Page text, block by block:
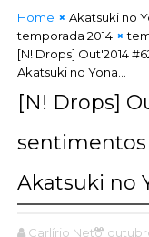
Home Akatsuki no
temporada 2014
[N! Drops] Out'2014
Akatsuki no Yona...
[N! Drops]
Akatsuki no
Carlírio Neto